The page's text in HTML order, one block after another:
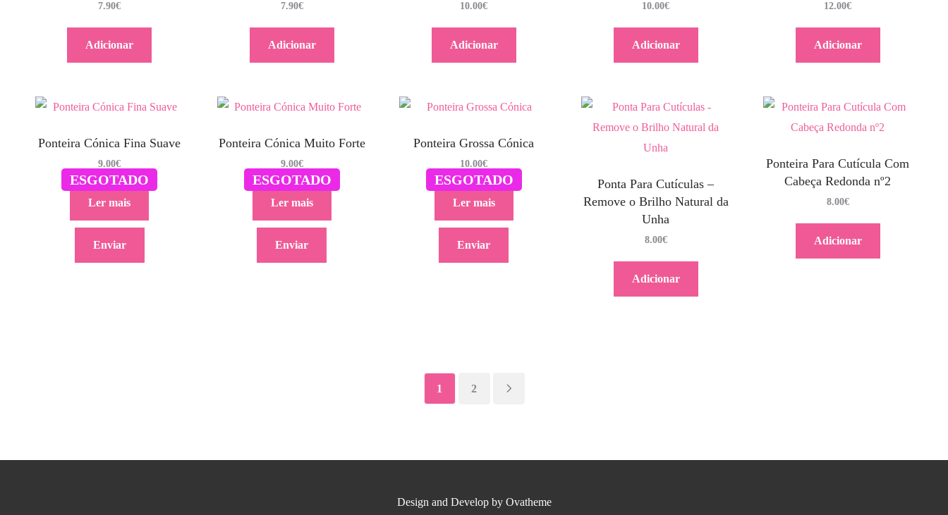
7.90€
Adicionar
7.90€
Adicionar
10.00€
Adicionar
10.00€
Adicionar
12.00€
Adicionar
ESGOTADO
Ponteira Cónica Fina Suave
9.00€
Ler mais
Enviar
ESGOTADO
Ponteira Cónica Muito Forte
9.00€
Ler mais
Enviar
ESGOTADO
Ponteira Grossa Cónica
10.00€
Ler mais
Enviar
Ponta Para Cutículas –
Remove o Brilho Natural da
Unha
8.00€
Adicionar
Ponteira Para Cutícula Com
Cabeça Redonda nº2
8.00€
Adicionar
1 2
Design and Develop by Ovatheme